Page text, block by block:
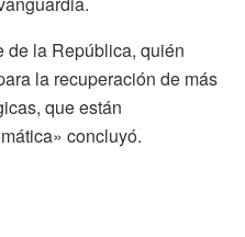
de la República, quién
la recuperación de más
que están
concluyó.